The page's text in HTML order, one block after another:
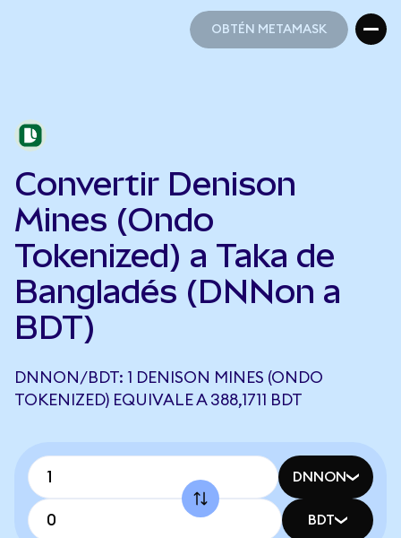
OBTÉN METAMASK
Convertir Denison
Mines (Ondo
Tokenized) a Taka de
Bangladés (DNNon a
BDT)
DNNON/BDT: 1 DENISON MINES (ONDO
TOKENIZED) EQUIVALE A 388,1711 BDT
DNNON
BDT